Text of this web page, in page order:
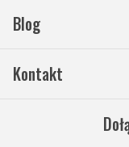
Blog
Kontakt